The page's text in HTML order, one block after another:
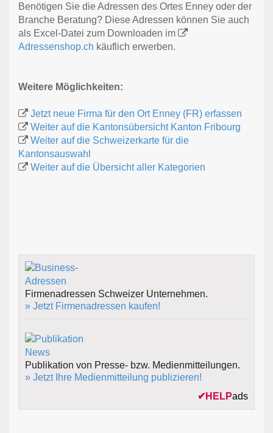
Benötigen Sie die Adressen des Ortes Enney oder der
Branche Beratung? Diese Adressen können Sie auch
als Excel-Datei zum Downloaden im
Adressenshop.ch käuflich erwerben.
Weitere Möglichkeiten:
Jetzt neue Firma für den Ort Enney (FR) erfassen
Weiter auf die Kantonsübersicht Kanton Fribourg
Weiter auf die Schweizerkarte für die
Kantonsauswahl
Weiter auf die Übersicht aller Kategorien
Firmenadressen Schweizer Unternehmen.
» Jetzt Firmenadressen kaufen!
Publikation von Presse- bzw. Medienmitteilungen.
» Jetzt Ihre Medienmitteilung publizieren!
✔ HELPads